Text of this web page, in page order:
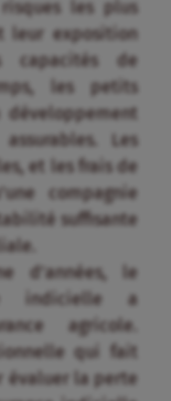
les plus
leur exposition
capacités de
les petits
Les
et les frais de
compagnie
suffisante
d’années, le
indicielle a
agricole.
qui fait
évaluer la perte